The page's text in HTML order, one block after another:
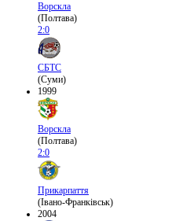
Ворскла
(Полтава)
2:0
СБТС
(Суми)
1999
Ворскла
(Полтава)
2:0
Прикарпаття
(Івано-Франківськ)
2004